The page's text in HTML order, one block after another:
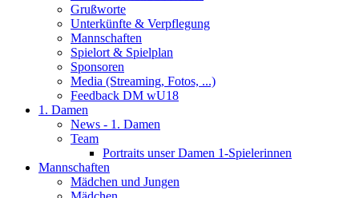
Grußworte
Unterkünfte & Verpflegung
Mannschaften
Spielort & Spielplan
Sponsoren
Media (Streaming, Fotos, ...)
Feedback DM wU18
1. Damen
News - 1. Damen
Team
Portraits unser Damen 1-Spielerinnen
Mannschaften
Mädchen und Jungen